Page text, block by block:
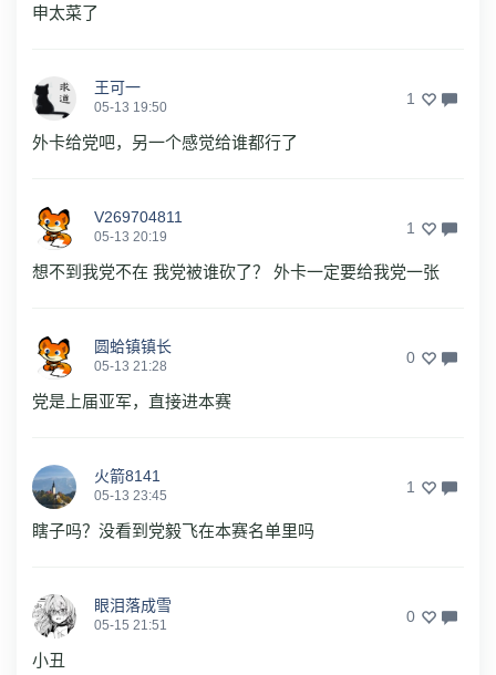
申太菜了
王可一
05-13 19:50 1
外卡给党吧，另一个感觉给谁都行了
V269704811
05-13 20:19 1
想不到我党不在 我党被谁砍了？ 外卡一定要给我党一张
圆蛤镇镇长
05-13 21:28 0
党是上届亚军，直接进本赛
火箭8141
05-13 23:45 1
瞎子吗？没看到党毅飞在本赛名单里吗
眼泪落成雪
05-15 21:51 0
小丑